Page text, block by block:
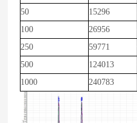
50
15296
100
26956
250
59771
500
124013
1000
240783